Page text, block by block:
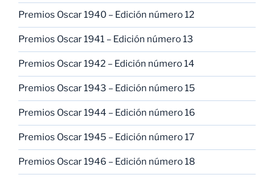
Premios Oscar 1940 – Edición número 12
Premios Oscar 1941 – Edición número 13
Premios Oscar 1942 – Edición número 14
Premios Oscar 1943 – Edición número 15
Premios Oscar 1944 – Edición número 16
Premios Oscar 1945 – Edición número 17
Premios Oscar 1946 – Edición número 18